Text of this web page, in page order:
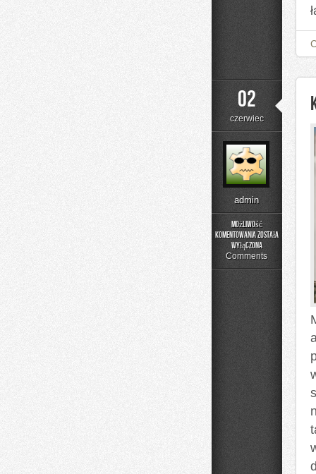
02
czerwiec
admin
Możliwość
komentowania
materiały
została
wyłączona
Comments